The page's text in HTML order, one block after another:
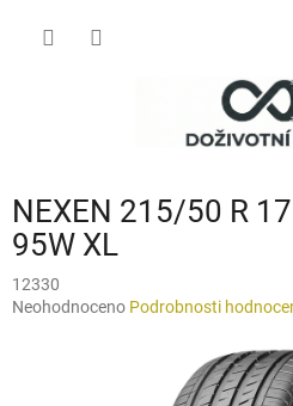
NEXEN 215/50 R 17
95W XL
12330
Průměrné
Neohodnoceno Podrobnosti